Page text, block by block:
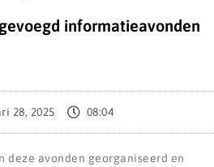
informatieavonden
28, 2025 08:04
deze avonden georganiseerd en